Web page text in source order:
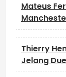
Mateus
Thierry
Jelang